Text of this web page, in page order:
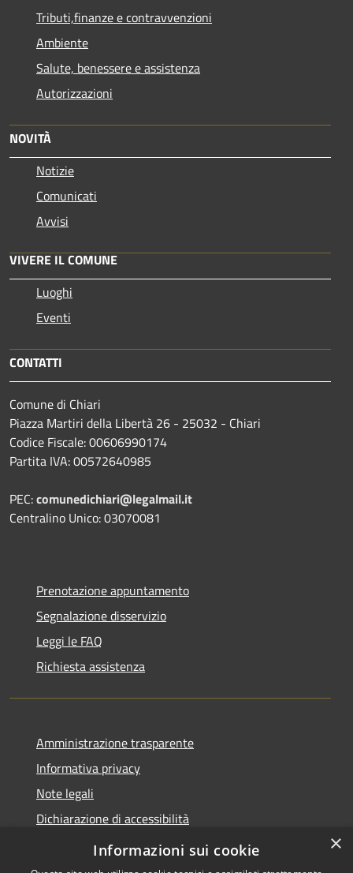
Tributi,finanze e contravvenzioni
Ambiente
Salute, benessere e assistenza
Autorizzazioni
NOVITÀ
Notizie
Comunicati
Avvisi
VIVERE IL COMUNE
Luoghi
Eventi
CONTATTI
Comune di Chiari
Piazza Martiri della Libertà 26 - 25032 - Chiari
Codice Fiscale: 00606990174
Partita IVA: 00572640985
PEC:comunedichiari@legalmail.it
Centralino Unico: 03070081
Prenotazione appuntamento
Segnalazione disservizio
Leggi le FAQ
Richiesta assistenza
Amministrazione trasparente
Informativa privacy
Note legali
Dichiarazione di accessibilità
Obiettivi accessibilità
×
Informazioni sui cookie